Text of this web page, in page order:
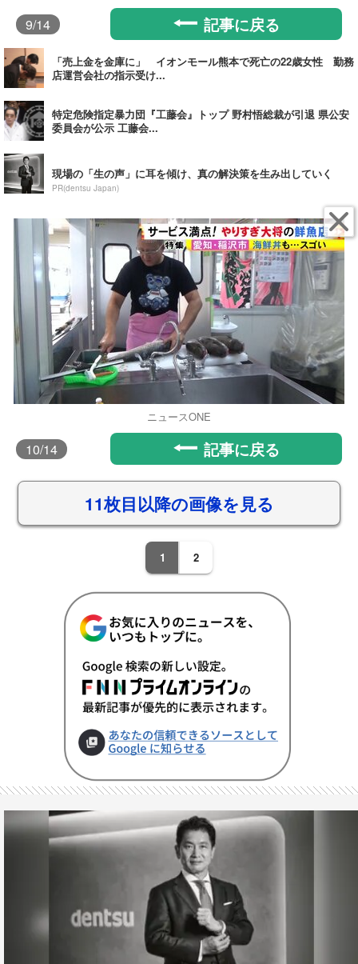
9/14 記事に戻る
「売上金を金庫に」 イオンモール熊本で死亡の22歳女性 勤務
店運営会社の指示受け...
特定危険指定暴力団『工藤会』トップ 野村悟総裁が引退 県公安
委員会が公示 工藤会...
現場の「生の声」に耳を傾け、真の解決策を生み出していく
PR(dentsu Japan)
ニュースONE
10/14 記事に戻る
11枚目以降の画像を見る
1 2